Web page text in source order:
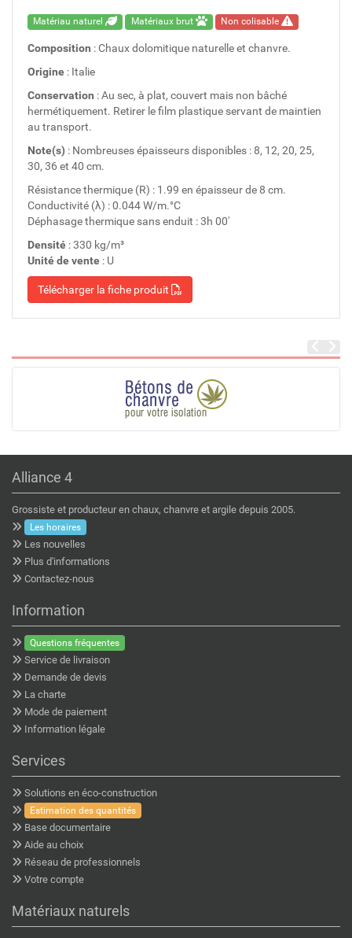
Matériau naturel Matériaux brut Non colisable
Composition : Chaux dolomitique naturelle et chanvre.
Origine : Italie
Conservation : Au sec, à plat, couvert mais non bâché
hermétiquement. Retirer le film plastique servant de maintien
au transport.
Note(s) : Nombreuses épaisseurs disponibles : 8, 12, 20, 25,
30, 36 et 40 cm.
Résistance thermique (R) : 1.99 en épaisseur de 8 cm.
Conductivité (λ) : 0.044 W/m.°C
Déphasage thermique sans enduit : 3h 00'
Densité : 330 kg/m³
Unité de vente : U
Télécharger la fiche produit
Alliance 4
Grossiste et producteur en chaux, chanvre et argile depuis 2005.
Les horaires
Les nouvelles
Plus d'informations
Contactez-nous
Information
Questions fréquentes
Service de livraison
Demande de devis
La charte
Mode de paiement
Information légale
Services
Solutions en éco-construction
Estimation des quantités
Base documentaire
Aide au choix
Réseau de professionnels
Votre compte
Matériaux naturels